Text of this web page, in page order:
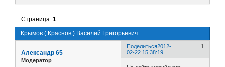
Крымов ( Краснов ) Василий Григорьевич
Страница:1
Поделиться 1
2012-
02-22 15:38:19
Александр 65
Модератор